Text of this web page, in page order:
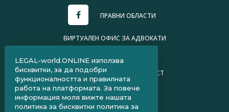
ПРАВНИ ОБЛАСТИ
ВИРТУАЛЕН ОФИС ЗА АДВОКАТИ
ПОЛИТИКА ЗА ПОВЕРИТЕЛНОСТ
ЧЗВ ЗА КЛИЕНТИ
ЧЗВ ЗА АДВОКАТИ
LEGAL-world.ONLINE използва
бисквитки, за да подобри
функционалността и правилната
работа на платформата. За повече
информация моля вижте нашата
политика за бисквитки политика за